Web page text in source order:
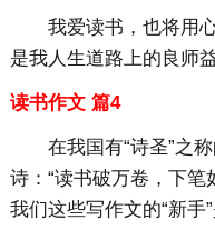
我爱读书，也将用
是我人生道路上的良师益
读书作文 篇4
在我国有“诗圣”之
诗：“读书破万卷，下笔
我们这些写作文的“新手